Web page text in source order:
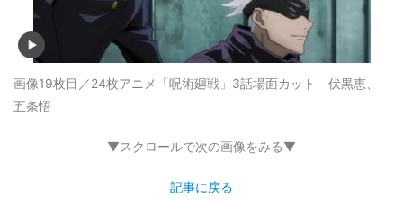
画像19枚目／24枚アニメ「呪術廻戦」3話場面カット 伏黒恵、
五条悟
▼スクロールで次の画像をみる▼
記事に戻る